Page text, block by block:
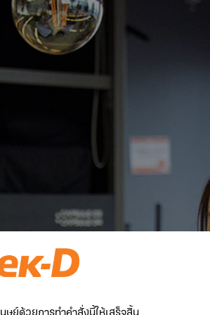
ย์ด้วยการทำคำสั่งนี้ให้เสร็จสิ้น